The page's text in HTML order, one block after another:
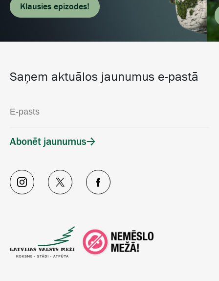
Klausies epizodes!
Saņem aktuālos jaunumus e-pastā
Abonēt jaunumus